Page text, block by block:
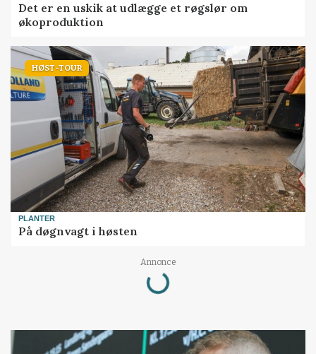
Det er en uskik at udlægge et røgslør om
økoproduktion
HØST-TOUR
PLANTER
På døgnvagt i høsten
Annonce
Loading...